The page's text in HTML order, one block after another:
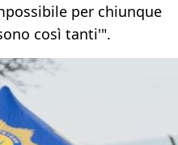
per chiunque
così tanti'".